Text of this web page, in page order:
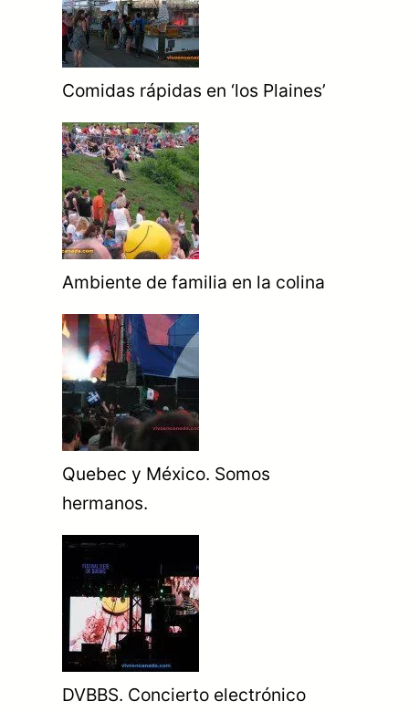
Comidas rápidas en ‘los Plaines’
Ambiente de familia en la colina
Quebec y México. Somos
hermanos.
DVBBS. Concierto electrónico